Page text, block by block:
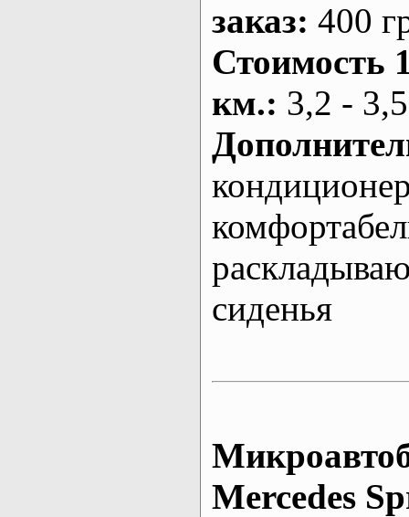
заказ: 400
Стоимость
км.: 3,2 -
сиденья
Mеrcedes